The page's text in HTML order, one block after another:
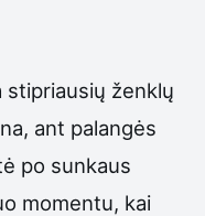
stipriausių ženklų
ant palangės
po sunkaus
momentu, kai